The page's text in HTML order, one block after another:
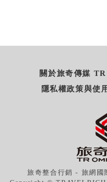
關於旅奇傳媒
隱私權政策與使
旅奇整合行銷 - 旅網國